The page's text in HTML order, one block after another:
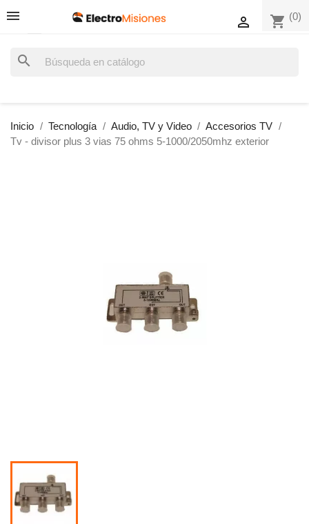
shopping_cart (0)

search
Inicio Tecnología Audio, TV y Video
Accesorios TV
Tv - divisor plus 3 vias 75 ohms 5-1000/2050mhz exterior